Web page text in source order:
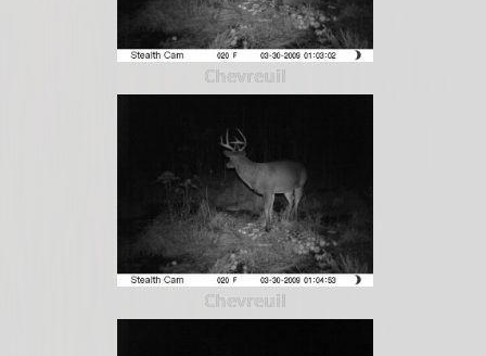
Chevreuil
Chevreuil